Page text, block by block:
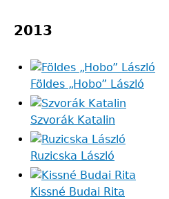
2013
Földes „Hobo” László
Szvorák Katalin
Ruzicska László
Kissné Budai Rita